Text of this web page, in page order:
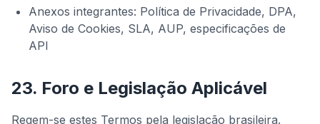
Anexos integrantes: Política de Privacidade, DPA,
Aviso de Cookies, SLA, AUP, especificações de
API
23. Foro e Legislação Aplicável
Regem-se estes Termos pela legislação brasileira.